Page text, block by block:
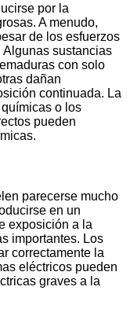
por la
A menudo,
de los esfuerzos
sustancias
con solo
dañan
continuada. La
o los
pueden
parecerse mucho
en un
exposición a la
importantes. Los
correctamente la
eléctricos pueden
graves a la